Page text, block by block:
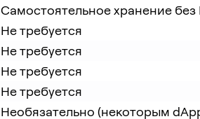
Самостоятельное хранение без
Не требуется
Не требуется
Не требуется
Не требуется
Необязательно (некоторым